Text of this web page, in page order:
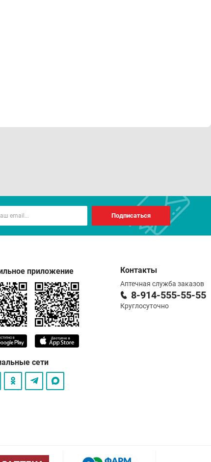
Подписаться
приложение
сети
Контакты
Аптечная служба заказов
8-914-555-55-55
Круглосуточно